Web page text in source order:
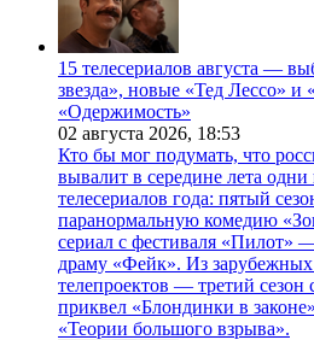
15 телесериалов августа —
звезда», новые «Тед Лессо» и
«Одержимость»
02 августа 2026, 18:53
Кто бы мог подумать, что
вывалит в середине лета
телесериалов года: пятый
паранормальную комедию
сериал с фестиваля «Пилот»
драму «Фейк». Из
телепроектов — третий сезон
приквел «Блондинки в
«Теории большого взрыва».